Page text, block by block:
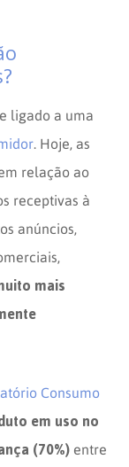
ligado a uma
. Hoje, as
relação ao
receptivas à
anúncios,
mais
Consumo
em uso no
(70%) entre